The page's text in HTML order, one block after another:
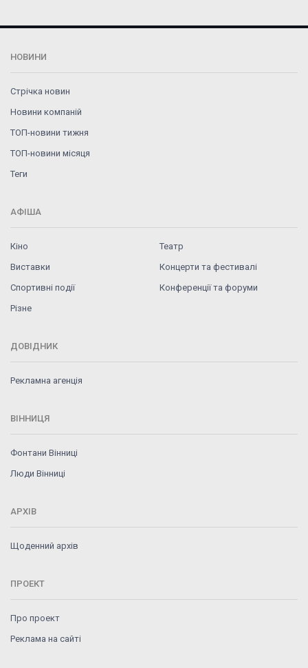
НОВИНИ
Стрічка новин
Новини компаній
ТОП-новини тижня
ТОП-новини місяця
Теги
АФІША
Кіно
Театр
Виставки
Концерти та фестивалі
Спортивні події
Конференції та форуми
Різне
ДОВІДНИК
Рекламна агенція
ВІННИЦЯ
Фонтани Вінниці
Люди Вінниці
АРХІВ
Щоденний архів
ПРОЕКТ
Про проект
Реклама на сайті